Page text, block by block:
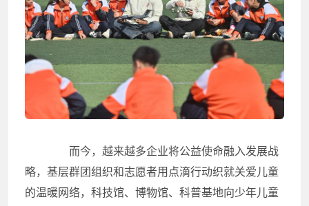
而今，越来越多企业将公益使命融入发展战
略，基层群团组织和志愿者用点滴行动织就关爱儿童
的温暖网络，科技馆、博物馆、科普基地向少年儿童